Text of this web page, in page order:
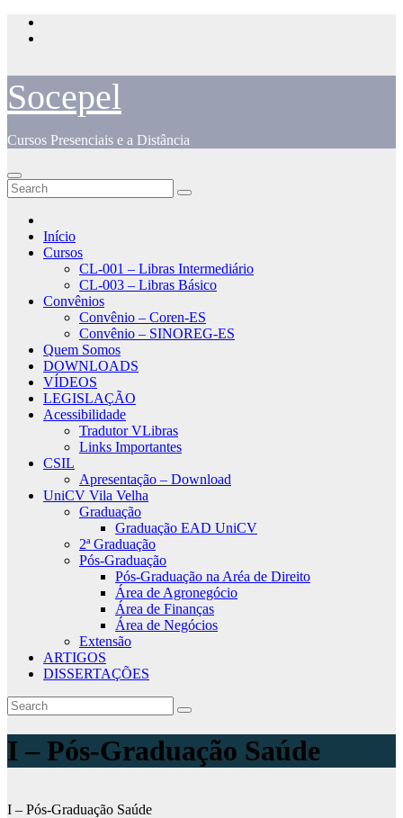
Skip
Socepel
Cursos Presenciais e a Distância
Início
Cursos
CL-001 – Libras Intermediário
CL-003 – Libras Básico
Convênios
Convênio – Coren-ES
Convênio – SINOREG-ES
Quem Somos
DOWNLOADS
VÍDEOS
LEGISLAÇÃO
Acessibilidade
Tradutor VLibras
Links Importantes
CSIL
Apresentação – Download
UniCV Vila Velha
Graduação
Graduação EAD UniCV
2ª Graduação
Pós-Graduação
Pós-Graduação na Aréa de Direito
Área de Agronegócio
Área de Finanças
Área de Negócios
Extensão
ARTIGOS
DISSERTAÇÕES
I – Pós-Graduação Saúde
I – Pós-Graduação Saúde